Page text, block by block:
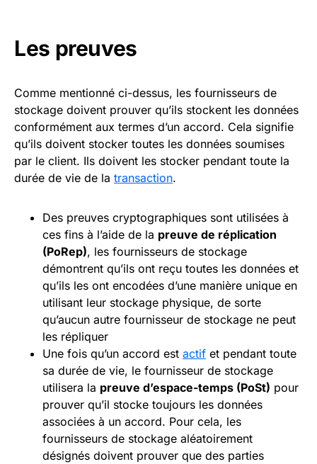
Les preuves
Comme mentionné ci-dessus, les fournisseurs de
stockage doivent prouver qu’ils stockent les données
conformément aux termes d’un accord. Cela signifie
qu’ils doivent stocker toutes les données soumises
par le client. Ils doivent les stocker pendant toute la
durée de vie de la transaction.
Des preuves cryptographiques sont utilisées à
ces fins à l’aide de la preuve de réplication
(PoRep), les fournisseurs de stockage
démontrent qu’ils ont reçu toutes les données et
qu’ils les ont encodées d’une manière unique en
utilisant leur stockage physique, de sorte
qu’aucun autre fournisseur de stockage ne peut
les répliquer
Une fois qu’un accord est actif et pendant toute
sa durée de vie, le fournisseur de stockage
utilisera la preuve d’espace-temps (PoSt) pour
prouver qu’il stocke toujours les données
associées à un accord. Pour cela, les
fournisseurs de stockage aléatoirement
désignés doivent prouver que des parties